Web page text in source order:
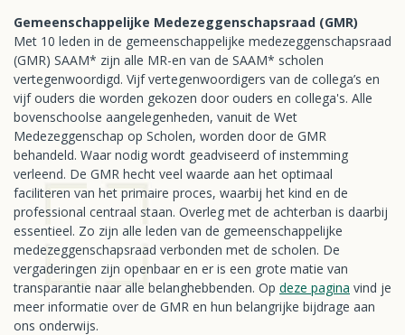
Gemeenschappelijke Medezeggenschapsraad (GMR)
Met 10 leden in de gemeenschappelijke medezeggenschapsraad
(GMR) SAAM* zijn alle MR-en van de SAAM* scholen
vertegenwoordigd. Vijf vertegenwoordigers van de collega’s en
vijf ouders die worden gekozen door ouders en collega's. Alle
bovenschoolse aangelegenheden, vanuit de Wet
Medezeggenschap op Scholen, worden door de GMR
behandeld. Waar nodig wordt geadviseerd of instemming
verleend. De GMR hecht veel waarde aan het optimaal
faciliteren van het primaire proces, waarbij het kind en de
professional centraal staan. Overleg met de achterban is daarbij
essentieel. Zo zijn alle leden van de gemeenschappelijke
medezeggenschapsraad verbonden met de scholen. De
vergaderingen zijn openbaar en er is een grote matie van
transparantie naar alle belanghebbenden. Op deze pagina vind je
meer informatie over de GMR en hun belangrijke bijdrage aan
ons onderwijs.